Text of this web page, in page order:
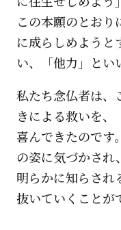
この本願のとおり
に成らしめようと
い、「他力」とい
私たち念仏者は、
きによる救いを、
喜んできたのです
の姿に気づかされ
明らかに知らされ
抜いていくことが